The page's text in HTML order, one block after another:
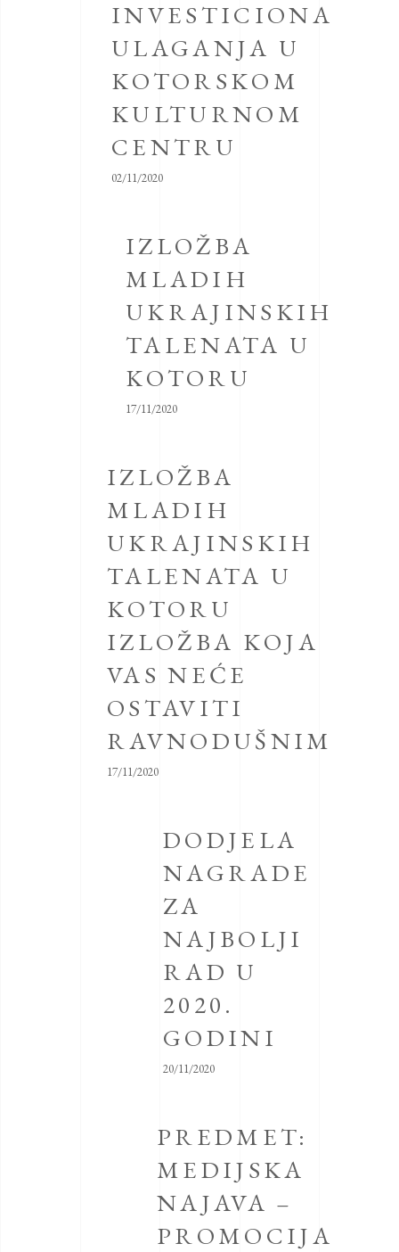
INVESTICIONA
ULAGANJA U
KOTORSKOM
KULTURNOM
CENTRU
02/11/2020
IZLOŽBA
MLADIH
UKRAJINSKIH
TALENATA U
KOTORU
17/11/2020
IZLOŽBA
MLADIH
UKRAJINSKIH
TALENATA U
KOTORU
IZLOŽBA KOJA
VAS NEĆE
OSTAVITI
RAVNODUŠNIM
17/11/2020
DODJELA
NAGRADE
ZA
NAJBOLJI
RAD U
2020.
GODINI
20/11/2020
PREDMET:
MEDIJSKA
NAJAVA –
PROMOCIJA